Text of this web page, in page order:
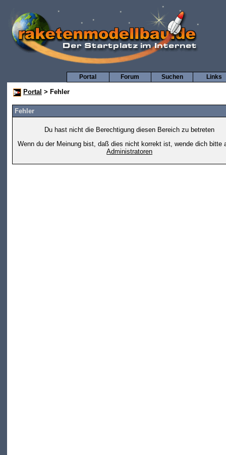
Links
Suchen
Forum
Portal
Portal > Fehler
Fehler
Du hast nicht die Berechtigung diesen Bereich zu betreten
Wenn du der Meinung bist, daß dies nicht korrekt ist, wende dich bitte
Administratoren